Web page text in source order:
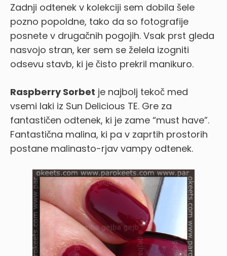
Zadnji odtenek v kolekciji sem dobila šele
pozno popoldne, tako da so fotografije
posnete v drugačnih pogojih. Vsak prst gleda
nasvojo stran, ker sem se želela izogniti
odsevu stavb, ki je čisto prekril manikuro.
Raspberry Sorbet je najbolj tekoč med
vsemi laki iz Sun Delicious TE. Gre za
fantastičen odtenek, ki je zame “must have”.
Fantastična malina, ki pa v zaprtih prostorih
postane malinasto-rjav vampy odtenek.